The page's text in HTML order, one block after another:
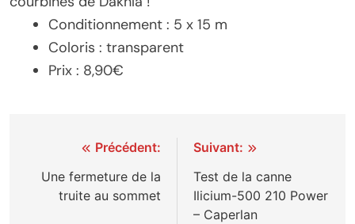
Conditionnement : 5 x 15 m
Coloris : transparent
Prix : 8,90€
Navigation
de
l’article
Précédent:
Une fermeture de la
truite au sommet
Suivant:
Test de la canne
Ilicium-500 210 Power
– Caperlan